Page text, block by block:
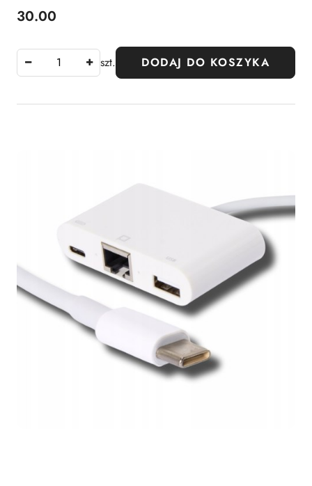
Cena:
30.00
szt. DODAJ DO KOSZYKA